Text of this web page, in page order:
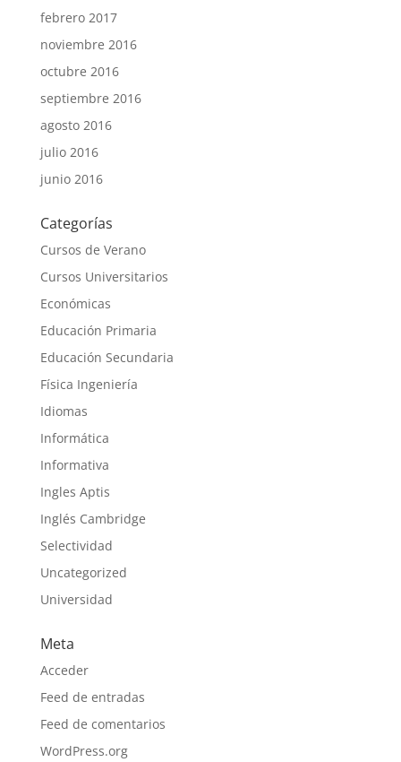
febrero 2017
noviembre 2016
octubre 2016
septiembre 2016
agosto 2016
julio 2016
junio 2016
Categorías
Cursos de Verano
Cursos Universitarios
Económicas
Educación Primaria
Educación Secundaria
Física Ingeniería
Idiomas
Informática
Informativa
Ingles Aptis
Inglés Cambridge
Selectividad
Uncategorized
Universidad
Meta
Acceder
Feed de entradas
Feed de comentarios
WordPress.org